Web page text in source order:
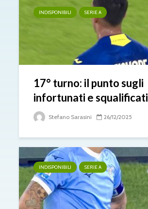
INDISPONIBILI SERIE A
17° turno: il punto sugli
infortunati e squalificati
Stefano Sarasini 26/12/2025
INDISPONIBILI SERIE A